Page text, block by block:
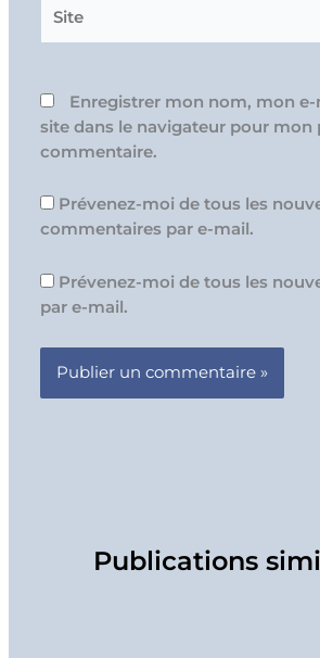
Enregistrer mon nom, mon
site dans le navigateur pour mon
commentaire.
Prévenez-moi de tous les
commentaires par e-mail.
Prévenez-moi de tous les
par e-mail.
Publications